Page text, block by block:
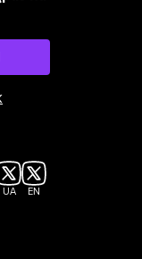
UA EN